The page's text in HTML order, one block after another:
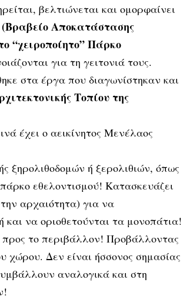
βελτιώνεται και ομορφαίνει
(Βραβείο Αποκατάστασης
“χειροποίητο” Πάρκο
για τη γειτονιά τους.
στα έργα που διαγωνίστηκαν και
Τοπίου της
έχει ο αεικίνητος Μενέλαος
ξηρολιθοδομών ή ξερολιθιών, όπως
εθελοντισμού! Κατασκευάζει
αρχαιότητα) για να
να οριοθετούνται τα μονοπάτια!
προς το περιβάλλον! Προβάλλοντας
Δεν είναι ήσσονος σημασίας
αναλογικά και στη